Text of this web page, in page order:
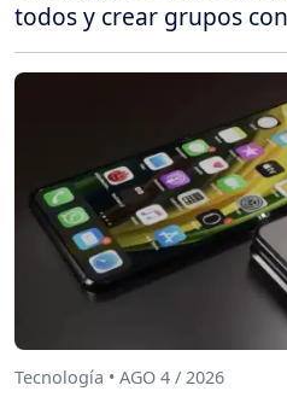
todos y crear grupos
Tecnología • AGO 4 / 2026